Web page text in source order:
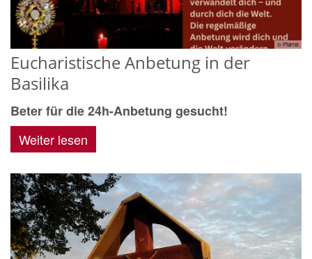
© Pfarrei
Eucharistische Anbetung in der
Basilika
Beter für die 24h-Anbetung gesucht!
Weiter lesen